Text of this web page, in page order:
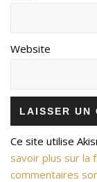
Website
Ce site utilise
savoir plus sur la
commentaires